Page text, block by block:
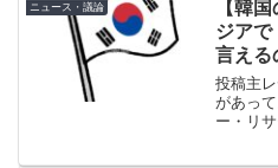
候群だ
ニュース・議論
【韓
ジアで
言える
だけで
「韓国
えない
投稿主
があっ
ー・リ